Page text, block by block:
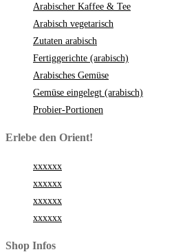
Arabischer Kaffee & Tee
Arabisch vegetarisch
Zutaten arabisch
Fertiggerichte (arabisch)
Arabisches Gemüse
Gemüse eingelegt (arabisch)
Probier-Portionen
Erlebe den Orient!
xxxxxx
xxxxxx
xxxxxx
xxxxxx
Shop Infos